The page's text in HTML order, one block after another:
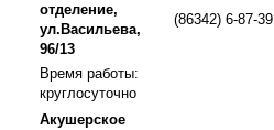
отделение,
ул.Васильева,
96/13
(86342) 6-87-39
Время работы:
круглосуточно
Акушерское